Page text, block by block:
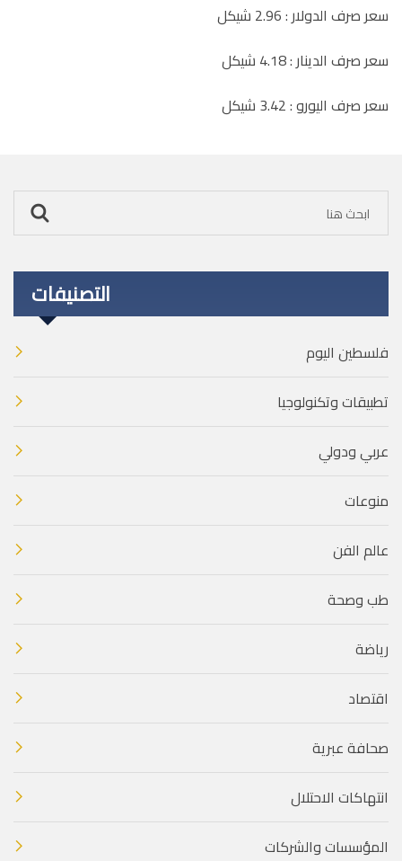
سعر صرف الدولار : 2.96 شيكل
سعر صرف الدينار : 4.18 شيكل
سعر صرف اليورو : 3.42 شيكل
التصنيفات
فلسطين اليوم
تطبيقات وتكنولوجيا
عربي ودولي
منوعات
عالم الفن
طب وصحة
رياضة
اقتصاد
صحافة عبرية
انتهاكات الاحتلال
المؤسسات والشركات